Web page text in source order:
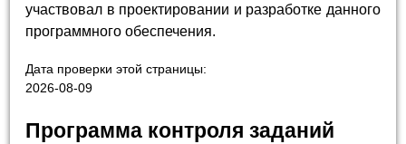
участвовал в проектировании и разработке данного
программного обеспечения.
Дата проверки этой страницы:
2026-08-09
Программа контроля заданий